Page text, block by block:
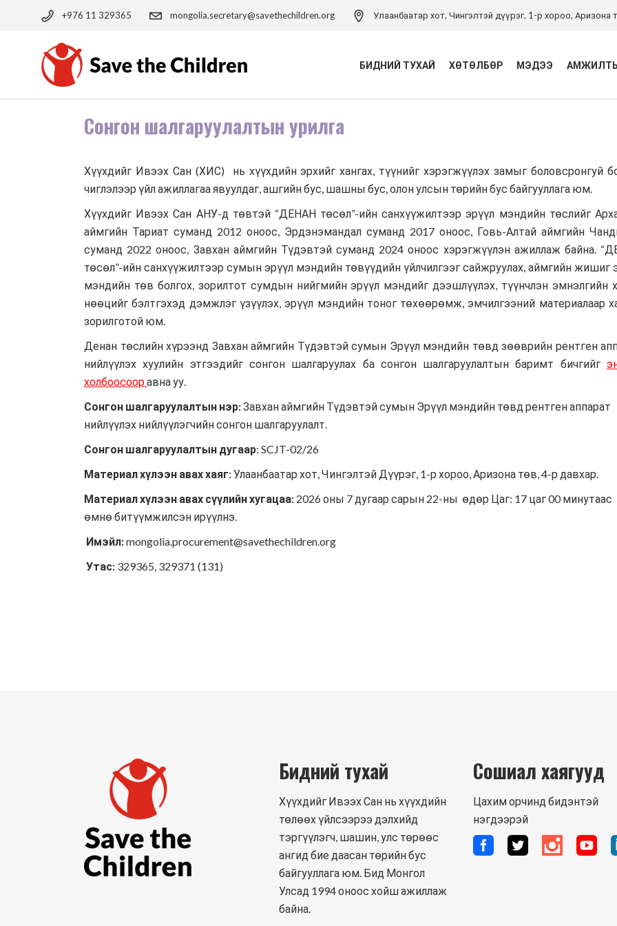
+976 11 329365 mongolia.secretary@savethechildren.org Улаанбаатар хот, Чингэлтэй дүүрэг, 1-р хороо, Аризона
БИДНИЙ ТУХАЙ
Үйл ажиллагаа
Хүүхэд хамгааллын бодлого
Тэмдэглэлт ой
Холбоо барих
ХӨТӨЛБӨР
Хүүхэд хамгааллын арга
хөтөлбөр
Боловсролын хөтөлбөр
Хүүхдийн ядуурлыг
бууруулах хөтөлбөр
Эрүүл мэндийн төсөл
амьсгалын өөрчлөлтийн
хөтөлбөр
Хэрэгжүүлсэн төслүүд
МЭДЭЭ
Сонгон шалгаруулалтын урилга
Хүүхдийг Ивээх Сан (ХИС) нь хүүхдийн эрхийг хангах, түүнийг хэрэгжүүлэх замыг боловсронгуй
чиглэлээр үйл ажиллагаа явуулдаг, ашгийн бус, шашны бус, олон улсын төрийн бус байгууллага юм.
Хүүхдийг Ивээх Сан АНУ-д төвтэй “ДЕНАН төсөл”-ийн санхүүжилтээр эрүүл мэндийн төслийг
аймгийн Тариат суманд 2012 оноос, Эрдэнэмандал суманд 2017 оноос, Говь-Алтай аймгийн
суманд 2022 оноос, Завхан аймгийн Түдэвтэй суманд 2024 оноос хэрэгжүүлэн ажиллаж байна.
төсөл”-ийн санхүүжилтээр сумын эрүүл мэндийн төвүүдийн үйлчилгээг сайжруулах, аймгийн жишиг
мэндийн төв болгох, зорилтот сумдын нийгмийн эрүүл мэндийг дээшлүүлэх, түүнчлэн эмнэлгийн
нөөцийг бэлтгэхэд дэмжлэг үзүүлэх, эрүүл мэндийн тоног төхөөрөмж, эмчилгээний материалаар
зорилготой юм.
Денан төслийн хүрээнд Завхан аймгийн Түдэвтэй сумын Эрүүл мэндийн төвд зөөврийн рентген
нийлүүлэх хуулийн этгээдийг сонгон шалгаруулах ба сонгон шалгаруулалтын баримт бичгийг
холбоосооравна уу.
Сонгон шалгаруулалтын нэр:Завхан аймгийн Түдэвтэй сумын Эрүүл мэндийн төвд рентген аппарат
нийлүүлэх нийлүүлэгчийн сонгон шалгаруулалт.
Сонгон шалгаруулалтын дугаар: SCJT-02/26
Материал хүлээн авах хаяг: Улаанбаатар хот, Чингэлтэй Дүүрэг, 1-р хороо, Аризона төв, 4-р давхар.
Материал хүлээн авах сүүлийн хугацаа: 2026 оны 7 дугаар сарын 22-ны өдөр Цаг: 17 цаг 00 минутаас
өмнө битүүмжилсэн ирүүлнэ.
Имэйл:mongolia.procurement@savethechildren.org
Утас: 329365, 329371 (131)
Бидний тухай
Хүүхдийг Ивээх Сан нь хүүхдийн
төлөөх үйлсээрээ дэлхийд
тэргүүлэгч, шашин, улс төрөөс
ангид бие даасан төрийн бус
байгууллага юм. Бид Монгол
Улсад 1994 оноос хойш ажиллаж
байна.
Сошиал хаягууд
Цахим орчинд бидэнтэй
нэгдээрэй